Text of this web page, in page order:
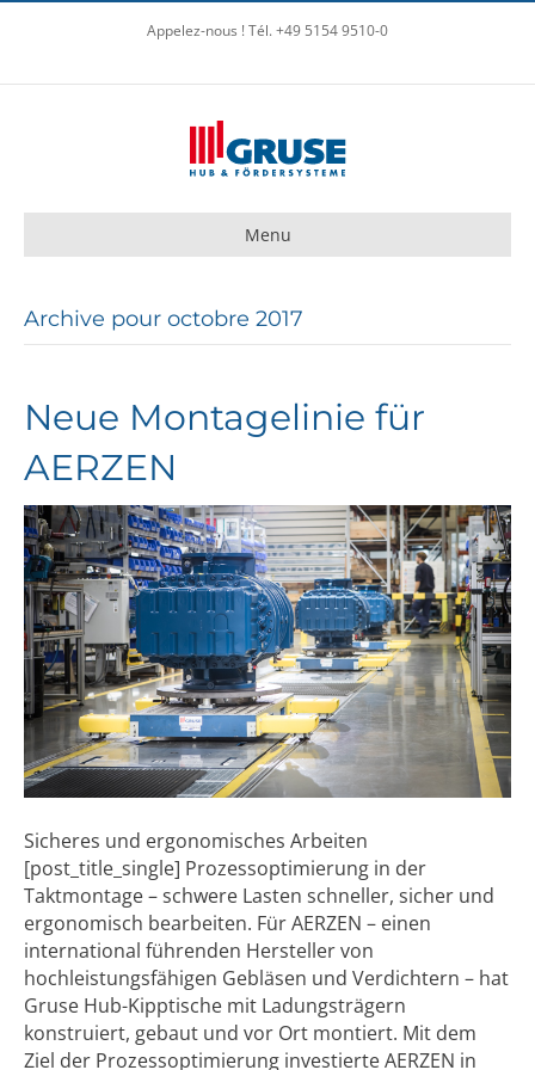
Appelez-nous ! Tél. +49 5154 9510-0
Menu
Archive pour octobre 2017
Neue Montagelinie für
AERZEN
Sicheres und ergonomisches Arbeiten
[post_title_single] Prozessoptimierung in der
Taktmontage – schwere Lasten schneller, sicher und
ergonomisch bearbeiten. Für AERZEN – einen
international führenden Hersteller von
hochleistungsfähigen Gebläsen und Verdichtern – hat
Gruse Hub-Kipptische mit Ladungsträgern
konstruiert, gebaut und vor Ort montiert. Mit dem
Ziel der Prozessoptimierung investierte AERZEN in